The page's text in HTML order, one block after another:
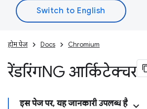
होम पेज Docs Chromium
रेंडरिंगNG आर्किटेक्चर
इस पेज पर, यह जानकारी उपलब्ध है